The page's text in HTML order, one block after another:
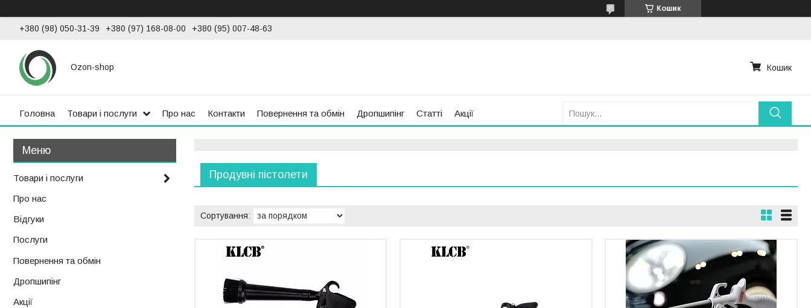
Кошик
+380 (98) 050-31-39 +380 (97) 168-08-00 +380 (95) 007-48-63
Ozon-shop Кошик
Головна Товари і послуги Про нас Контакти Повернення та обмін Дропшипінг Статті Акції
Продувні пістолети
Товари і послуги
Про нас
Відгуки
Послуги
Повернення та обмін
Дропшипінг
Акції